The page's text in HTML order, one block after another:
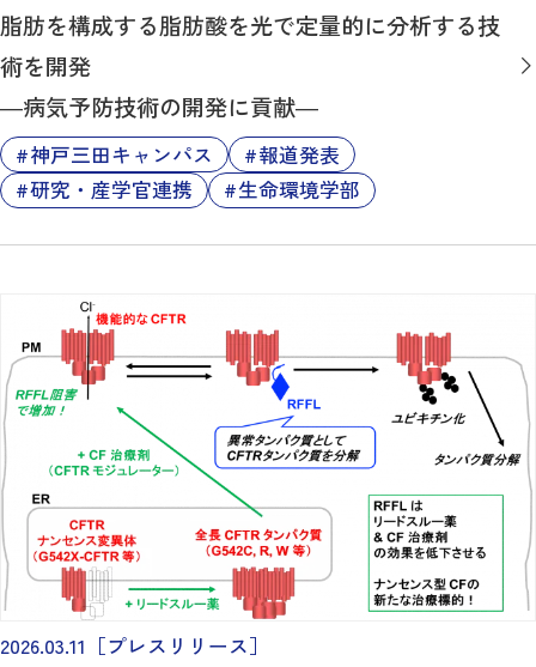
脂肪を構成する脂肪酸を光で定量的に分析する技
術を開発
―病気予防技術の開発に貢献―
神戸三田キャンパス
報道発表
研究・産学官連携
生命環境学部
2026.03.11 ［プレスリリース］